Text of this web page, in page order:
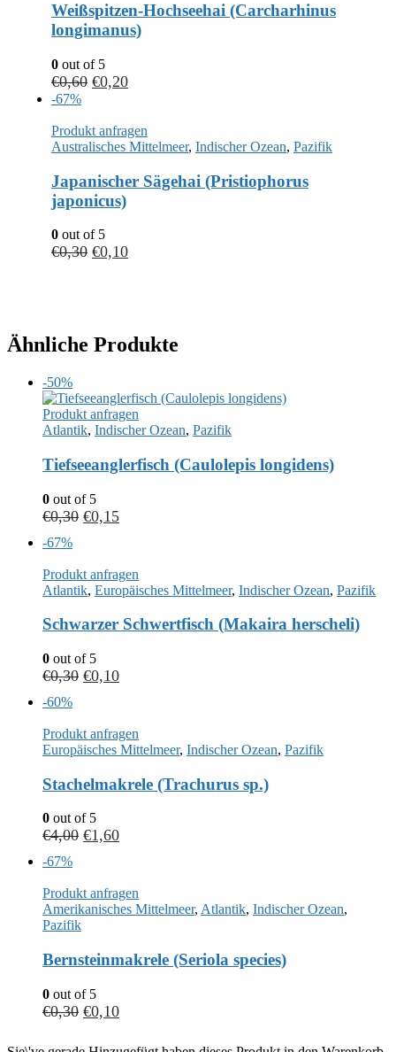
Weißspitzen-Hochseehai (Carcharhinus
longimanus)
0 out of 5
€0,60 €0,20
-67%
Produkt anfragen
Australisches Mittelmeer, Indischer Ozean, Pazifik
Japanischer Sägehai (Pristiophorus
japonicus)
0 out of 5
€0,30 €0,10
Ähnliche Produkte
-50%
Produkt anfragen
Atlantik, Indischer Ozean, Pazifik
Tiefseeanglerfisch (Caulolepis longidens)
0 out of 5
€0,30 €0,15
-67%
Produkt anfragen
Atlantik, Europäisches Mittelmeer, Indischer Ozean, Pazifik
Schwarzer Schwertfisch (Makaira herscheli)
0 out of 5
€0,30 €0,10
-60%
Produkt anfragen
Europäisches Mittelmeer, Indischer Ozean, Pazifik
Stachelmakrele (Trachurus sp.)
0 out of 5
€4,00 €1,60
-67%
Produkt anfragen
Amerikanisches Mittelmeer, Atlantik, Indischer Ozean,
Pazifik
Bernsteinmakrele (Seriola species)
0 out of 5
€0,30 €0,10